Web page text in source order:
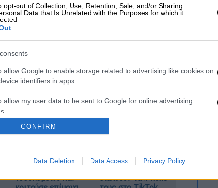
opt-out of Collection, Use, Retention, Sale, and/or Sharing
Data that Is Unrelated with the Purposes for which it
allow Google to enable storage related to advertising like cookies on
identifiers in apps.
allow my user data to be sent to Google for online advertising
allow Google to send me personalized advertising.
identifiers in apps.
allow Google to enable storage related to functionality of the website
CONFIRM
Data Deletion Data Access Privacy Policy
των Αμερικανών σε 60.000 στρατιώτες
ένα κλικ στοmenshouse.gr
ανέβηκε στην
νοσοκομείου και
αλλά σπασμένο
διαλύουν τα iPhone